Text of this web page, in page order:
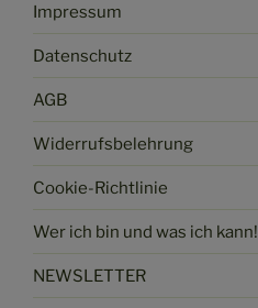
Impressum
Datenschutz
AGB
Widerrufsbelehrung
Cookie-Richtlinie
Wer ich bin und was ich kann!
NEWSLETTER